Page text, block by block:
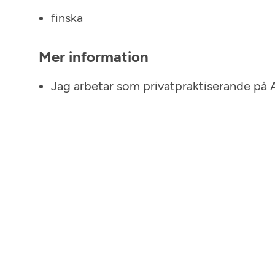
finska
Mer information
Jag arbetar som privatpraktiserande på